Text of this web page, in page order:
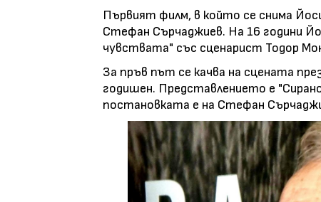
Първият филм, в който се снима
Стефан Сърчаджиев. На 16 години
чувствата" със сценарист Тодор
За пръв път се качва на сцената
годишен. Представлението е
постановката е на Стефан